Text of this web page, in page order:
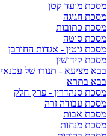
מסכת מועד קטן
מסכת חגיגה
מסכת כתובות
מסכת סוטה
מסכת גיטין - אגדות החורבן
מסכת קידושין
בבא מציעא - תנורו של עכנאי
בבא בתרא
מסכת סנהדרין - פרק חלק
מסכת עבודה זרה
מסכת אבות
מסכת מנחות